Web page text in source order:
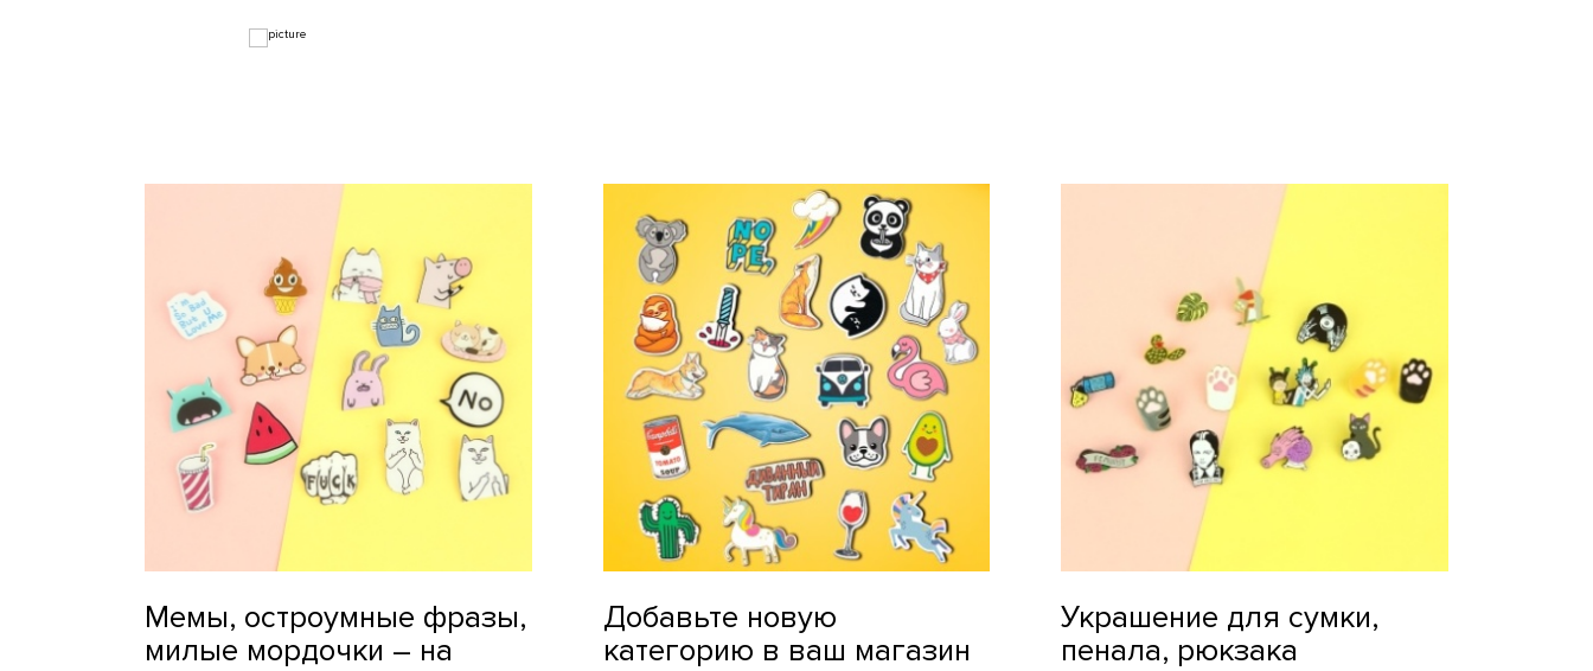
Мемы, остроумные фразы,
милые мордочки – на
Добавьте новую
категорию в ваш магазин
Украшение для сумки,
пенала, рюкзака